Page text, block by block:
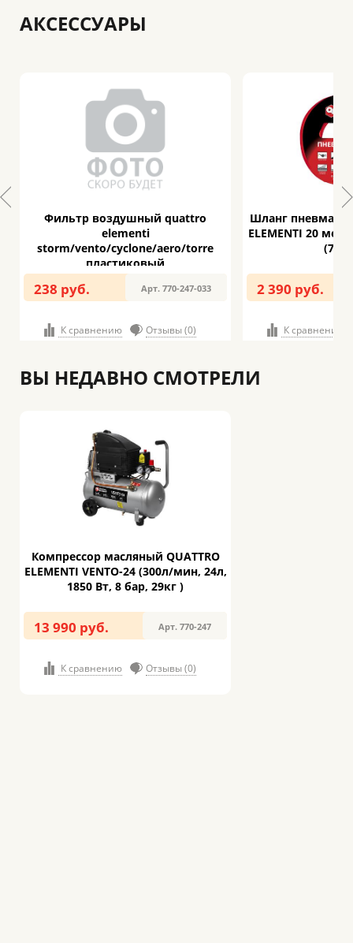
АКСЕССУАРЫ
Фильтр воздушный quattro
elementi
storm/vento/cyclone/aero/torre
пластиковый
238 руб. Арт. 770-247-033
К сравнению Отзывы (0)
Шланг
ELEMENTI 20
2 390 руб.
К сравнению
ВЫ НЕДАВНО СМОТРЕЛИ
Компрессор масляный QUATTRO
ELEMENTI VENTO-24 (300л/мин, 24л,
1850 Вт, 8 бар, 29кг )
13 990 руб. Арт. 770-247
К сравнению Отзывы (0)